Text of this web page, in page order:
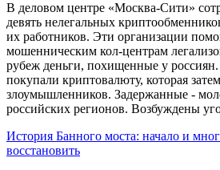
В деловом центре «Москва-Сити»
девять нелегальных
их работников. Эти организации
мошенническим кол-центрам
рубеж деньги, похищенные у
покупали криптовалюту, которая
злоумышленников. Задержанные -
российских регионов. Возбуждены
История Банного моста: начало и
восстановить